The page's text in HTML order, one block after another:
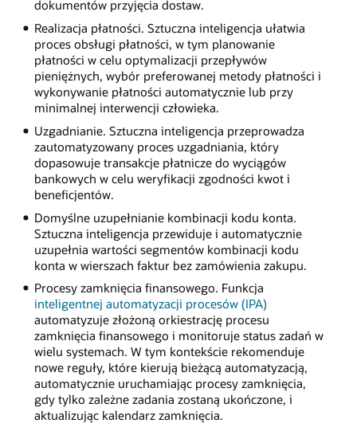
dokumentów przyjęcia dostaw.
Realizacja płatności. Sztuczna inteligencja ułatwia
proces obsługi płatności, w tym planowanie
płatności w celu optymalizacji przepływów
pieniężnych, wybór preferowanej metody płatności i
wykonywanie płatności automatycznie lub przy
minimalnej interwencji człowieka.
Uzgadnianie. Sztuczna inteligencja przeprowadza
zautomatyzowany proces uzgadniania, który
dopasowuje transakcje płatnicze do wyciągów
bankowych w celu weryfikacji zgodności kwot i
beneficjentów.
Domyślne uzupełnianie kombinacji kodu konta.
Sztuczna inteligencja przewiduje i automatycznie
uzupełnia wartości segmentów kombinacji kodu
konta w wierszach faktur bez zamówienia zakupu.
Procesy zamknięcia finansowego. Funkcja
inteligentnej automatyzacji procesów (IPA)
automatyzuje złożoną orkiestrację procesu
zamknięcia finansowego i monitoruje status zadań w
wielu systemach. W tym kontekście rekomenduje
nowe reguły, które kierują bieżącą automatyzacją,
automatycznie uruchamiając procesy zamknięcia,
gdy tylko zależne zadania zostaną ukończone, i
aktualizując kalendarz zamknięcia.